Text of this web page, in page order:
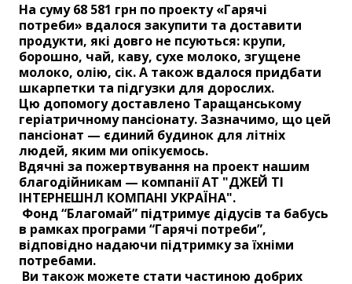
На суму 68 581 грн по проекту «Гарячі
потреби» вдалося закупити та доставити
продукти, які довго не псуються: крупи,
борошно, чай, каву, сухе молоко, згущене
молоко, олію, сік. А також вдалося придбати
шкарпетки та підгузки для дорослих.
Цю допомогу доставлено Таращанському
геріатричному пансіонату. Зазначимо, що цей
пансіонат — єдиний будинок для літніх
людей, яким ми опікуємось.
Вдячні за пожертвування на проект нашим
благодійникам — компанії АТ "ДЖЕЙ ТI
IНТЕРНЕШНЛ КОМПАНI УКРАЇНА".
Фонд “Благомай” підтримує дідусів та бабусь
в рамках програми “Гарячі потреби”,
відповідно надаючи підтримку за їхніми
потребами.
Ви також можете стати частиною добрих